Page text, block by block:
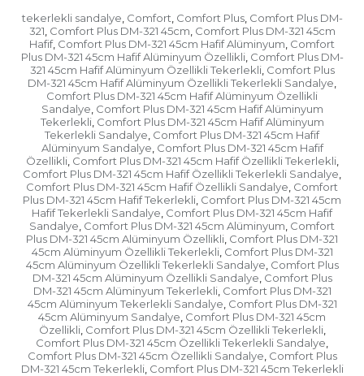
tekerlekli sandalye, Comfort, Comfort Plus, Comfort Plus DM-
321, Comfort Plus DM-321 45cm, Comfort Plus DM-321 45cm
Hafif, Comfort Plus DM-321 45cm Hafif Alüminyum, Comfort
Plus DM-321 45cm Hafif Alüminyum Özellikli, Comfort Plus DM-
321 45cm Hafif Alüminyum Özellikli Tekerlekli, Comfort Plus
DM-321 45cm Hafif Alüminyum Özellikli Tekerlekli Sandalye,
Comfort Plus DM-321 45cm Hafif Alüminyum Özellikli
Sandalye, Comfort Plus DM-321 45cm Hafif Alüminyum
Tekerlekli, Comfort Plus DM-321 45cm Hafif Alüminyum
Tekerlekli Sandalye, Comfort Plus DM-321 45cm Hafif
Alüminyum Sandalye, Comfort Plus DM-321 45cm Hafif
Özellikli, Comfort Plus DM-321 45cm Hafif Özellikli Tekerlekli,
Comfort Plus DM-321 45cm Hafif Özellikli Tekerlekli Sandalye,
Comfort Plus DM-321 45cm Hafif Özellikli Sandalye, Comfort
Plus DM-321 45cm Hafif Tekerlekli, Comfort Plus DM-321 45cm
Hafif Tekerlekli Sandalye, Comfort Plus DM-321 45cm Hafif
Sandalye, Comfort Plus DM-321 45cm Alüminyum, Comfort
Plus DM-321 45cm Alüminyum Özellikli, Comfort Plus DM-321
45cm Alüminyum Özellikli Tekerlekli, Comfort Plus DM-321
45cm Alüminyum Özellikli Tekerlekli Sandalye, Comfort Plus
DM-321 45cm Alüminyum Özellikli Sandalye, Comfort Plus
DM-321 45cm Alüminyum Tekerlekli, Comfort Plus DM-321
45cm Alüminyum Tekerlekli Sandalye, Comfort Plus DM-321
45cm Alüminyum Sandalye, Comfort Plus DM-321 45cm
Özellikli, Comfort Plus DM-321 45cm Özellikli Tekerlekli,
Comfort Plus DM-321 45cm Özellikli Tekerlekli Sandalye,
Comfort Plus DM-321 45cm Özellikli Sandalye, Comfort Plus
DM-321 45cm Tekerlekli, Comfort Plus DM-321 45cm Tekerlekli